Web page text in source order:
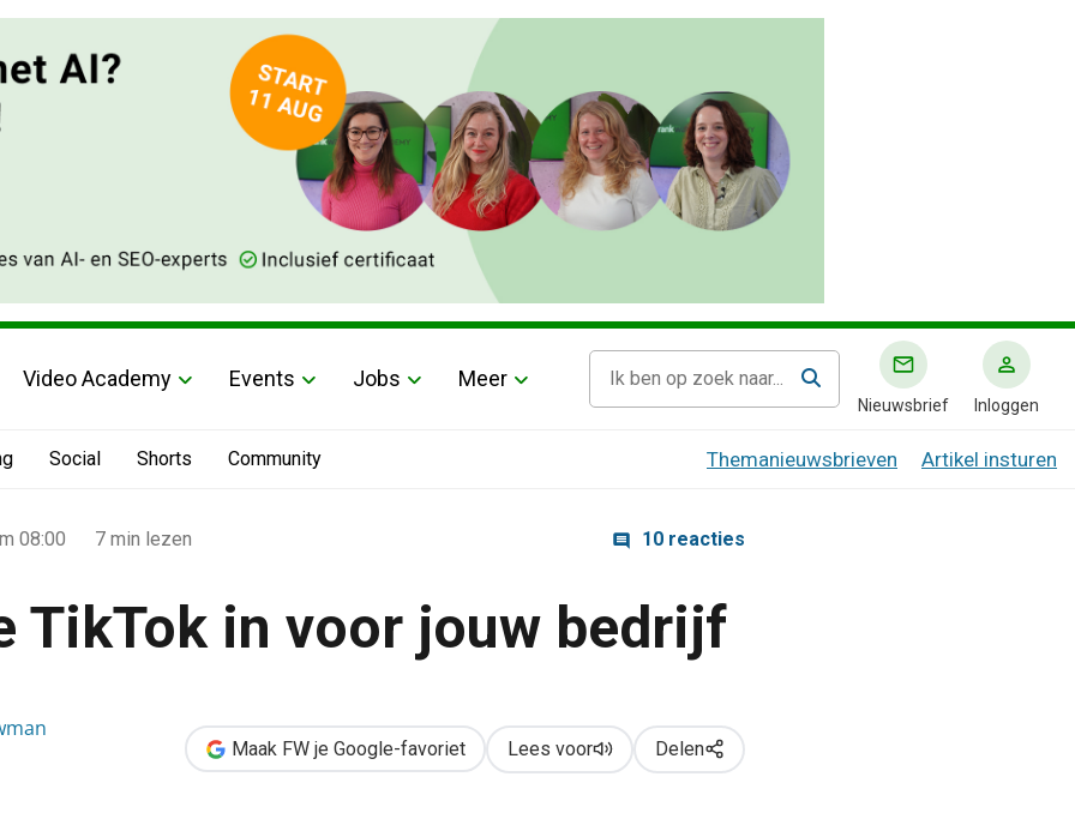
Video Academy Events Jobs Meer
Nieuwsbrief Inloggen
Social Shorts Community Themanieuwsbrieven Artikel insturen
bedrijf
08:00 7 min lezen 10 reacties
TikTok in voor jouw bedrijf
Maak FW je Google-favoriet Lees voor Delen